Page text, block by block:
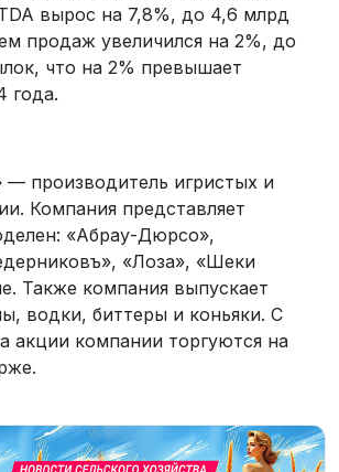
вырос на 7,8%, до 4,6 млрд
продаж увеличился на 2%, до
что на 2% превышает
года.
производитель игристых и
Компания представляет
«Абрау-Дюрсо»,
«Лоза», «Шеки
Также компания выпускает
водки, биттеры и коньяки. С
акции компании торгуются на